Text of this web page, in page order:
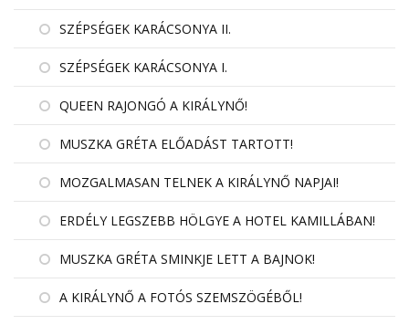
SZÉPSÉGEK KARÁCSONYA II.
SZÉPSÉGEK KARÁCSONYA I.
QUEEN RAJONGÓ A KIRÁLYNŐ!
MUSZKA GRÉTA ELŐADÁST TARTOTT!
MOZGALMASAN TELNEK A KIRÁLYNŐ NAPJAI!
ERDÉLY LEGSZEBB HÖLGYE A HOTEL KAMILLÁBAN!
MUSZKA GRÉTA SMINKJE LETT A BAJNOK!
A KIRÁLYNŐ A FOTÓS SZEMSZÖGÉBŐL!